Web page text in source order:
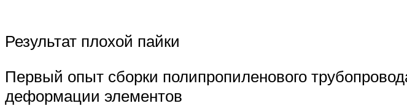
Результат плохой пайки
Первый опыт сборки полипропиленового
деформации элементов